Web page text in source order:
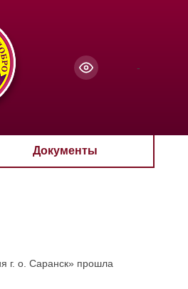
-
Документы
г. о. Саранск» прошла